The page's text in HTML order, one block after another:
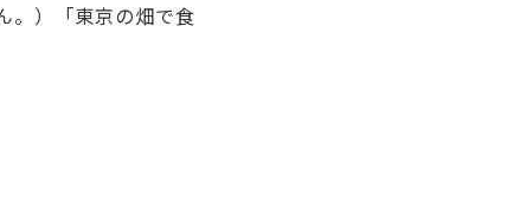
。）「東京の畑で食